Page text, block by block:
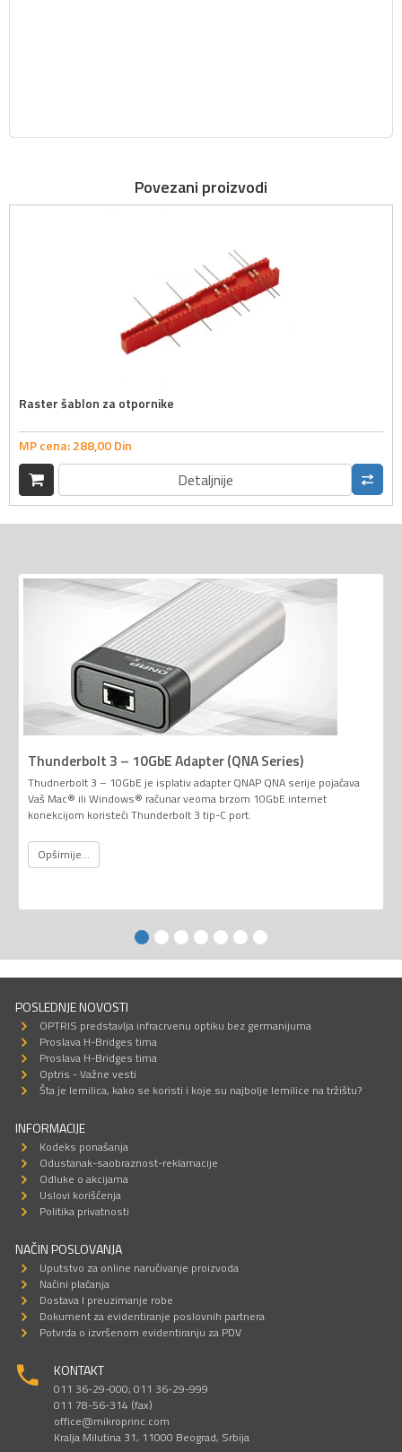
Povezani proizvodi
Raster šablon za otpornike
MP cena:288,00Din
Detaljnije
Thunderbolt 3 – 10GbE Adapter (QNA Series)
Thudnerbolt 3 – 10GbE je isplativ adapter QNAP QNA serije pojačava
Vaš Mac® ili Windows® računar veoma brzom 10GbE internet
konekcijom koristeći Thunderbolt 3 tip-C port.
Opširnije...
POSLEDNJE NOVOSTI
OPTRIS predstavlja infracrvenu optiku bez germanijuma
Proslava H-Bridges tima
Proslava H-Bridges tima
Optris - Važne vesti
Šta je lemilica, kako se koristi i koje su najbolje lemilice na tržištu?
INFORMACIJE
Kodeks ponašanja
Odustanak-saobraznost-reklamacije
Odluke o akcijama
Uslovi korišćenja
Politika privatnosti
NAČIN POSLOVANJA
Uputstvo za online naručivanje proizvoda
Načini plaćanja
Dostava I preuzimanje robe
Dokument za evidentiranje poslovnih partnera
Potvrda o izvršenom evidentiranju za PDV
KONTAKT
011 36-29-000; 011 36-29-999
011 78-56-314 (fax)
office@mikroprinc.com
Kralja Milutina 31, 11000 Beograd, Srbija